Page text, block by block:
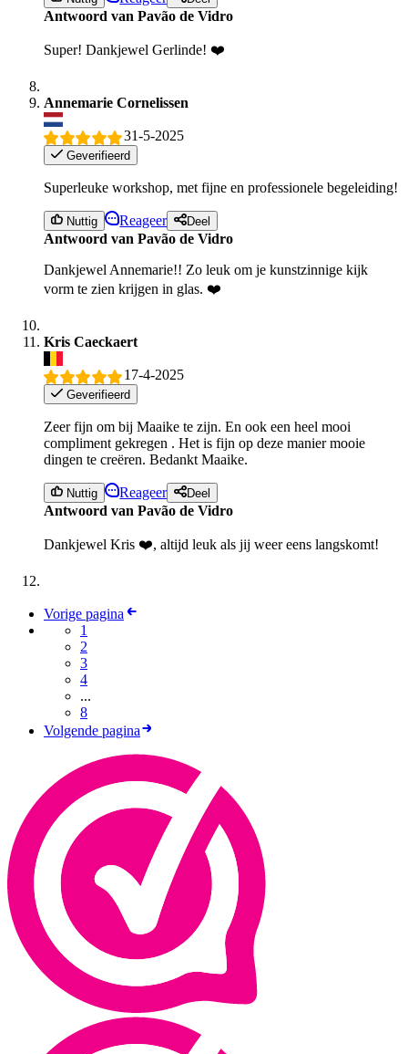
Antwoord van Pavão de Vidro
Super! Dankjewel Gerlinde! ❤️
Annemarie Cornelissen
31-5-2025
Geverifieerd
Superleuke workshop, met fijne en professionele begeleiding!
Nuttig Reageer Deel
Antwoord van Pavão de Vidro
Dankjewel Annemarie!! Zo leuk om je kunstzinnige kijk
vorm te zien krijgen in glas. ❤️
Kris Caeckaert
17-4-2025
Geverifieerd
Zeer fijn om bij Maaike te zijn. En ook een heel mooi
compliment gekregen . Het is fijn op deze manier mooie
dingen te creëren. Bedankt Maaike.
Nuttig Reageer Deel
Antwoord van Pavão de Vidro
Dankjewel Kris ❤️, altijd leuk als jij weer eens langskomt!
Vorige pagina
1
2
3
4
...
8
Volgende pagina